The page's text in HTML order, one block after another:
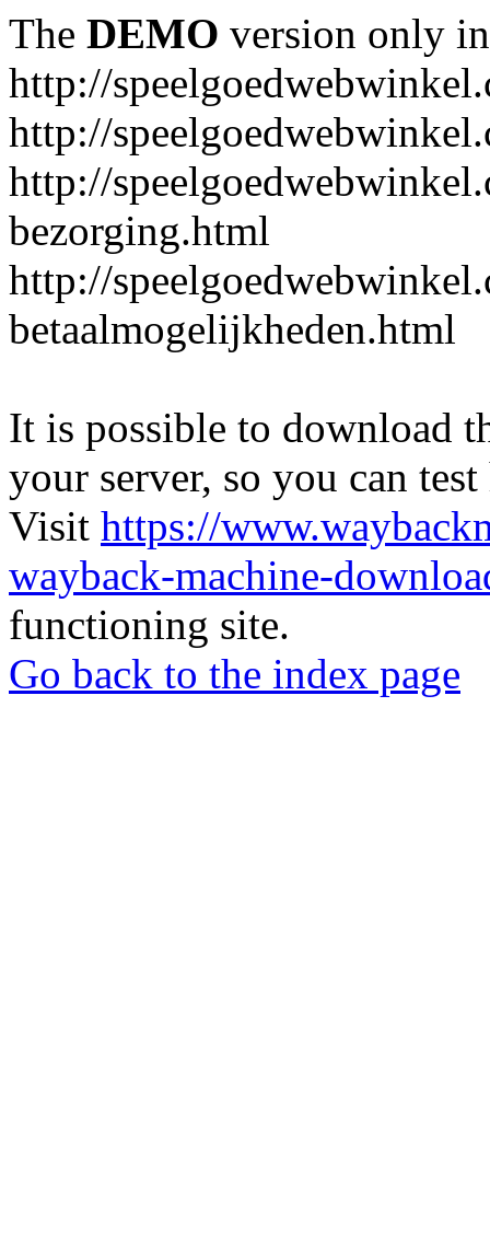
The DEMO version only
http://
http://
http://
bezorging.html
http://
betaalmogelijkheden.html
It is possible to download
your server, so you can
Visit https://
wayback-machine-
functioning site.
Go back to the index page